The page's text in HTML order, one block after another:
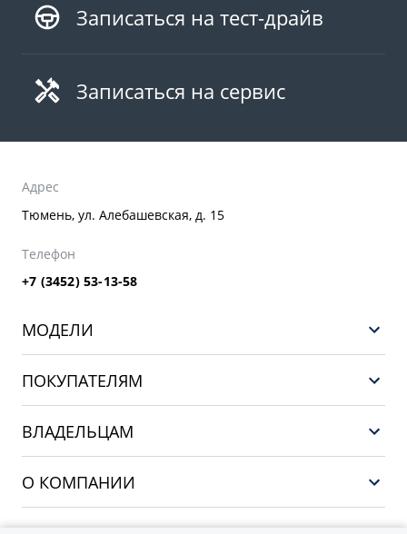
Записаться на тест-драйв
Записаться на сервис
Адрес
Тюмень, ул. Алебашевская, д. 15
Телефон
+7 (3452) 53-13-58
МОДЕЛИ
CITYRAY
ATLAS
OKAVANGO
MONJARO
ПОКУПАТЕЛЯМ
ВЛАДЕЛЬЦАМ
О КОМПАНИИ